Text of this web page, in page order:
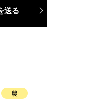
送る
農